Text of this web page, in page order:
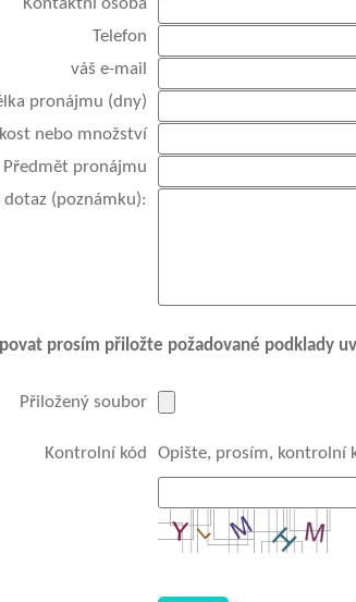
Kontaktní osoba
Telefon
váš e-mail
pronájmu (dny)
nebo množství
Předmět pronájmu
dotaz (poznámku):
prosím přiložte požadované podklady
Přiložený soubor
Kontrolní kód Opište, prosím, kontrolní